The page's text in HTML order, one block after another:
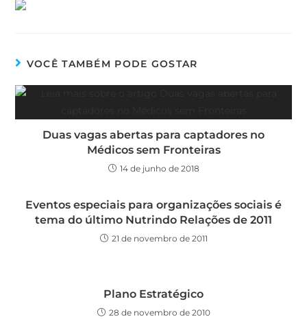
VOCÊ TAMBÉM PODE GOSTAR
Duas vagas abertas para captadores no
Médicos sem Fronteiras
14 de junho de 2018
Eventos especiais para organizações sociais é
tema do último Nutrindo Relações de 2011
21 de novembro de 2011
Plano Estratégico
28 de novembro de 2010